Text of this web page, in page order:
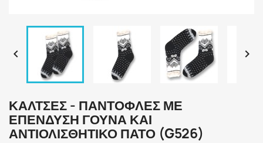
 
ΚΆΛΤΣΕΣ - ΠΑΝΤΌΦΛΕΣ ΜΕ
ΕΠΈΝΔΥΣΗ ΓΟΎΝΑ ΚΑΙ
ΑΝΤΙΟΛΙΣΘΗΤΙΚΌ ΠΆΤΟ (G526)